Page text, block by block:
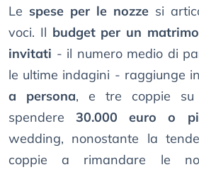
Le spese per le nozze si
voci. Il budget per un
invitati - il numero medio di
le ultime indagini - raggiunge
a persona, e tre coppie su
spendere30.000 euro o
wedding, nonostante la
coppie a rimandare le